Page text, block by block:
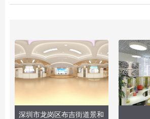
深圳市龙岗区布吉街道景和